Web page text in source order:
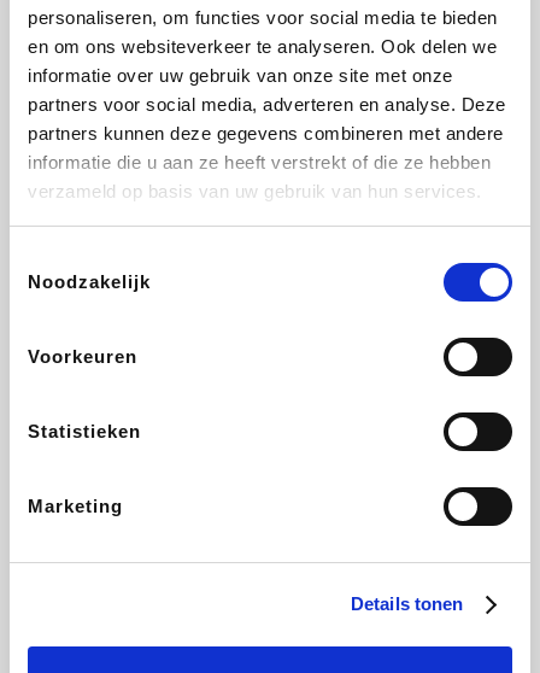
personaliseren, om functies voor social media te bieden
en om ons websiteverkeer te analyseren. Ook delen we
informatie over uw gebruik van onze site met onze
partners voor social media, adverteren en analyse. Deze
partners kunnen deze gegevens combineren met andere
informatie die u aan ze heeft verstrekt of die ze hebben
verzameld op basis van uw gebruik van hun services.
Noodzakelijk
Voorkeuren
Statistieken
Marketing
Details tonen
Weekendesk Sarenza Schiesser Interhome
Lufthansa
CheapTickets.be DeubaXXL